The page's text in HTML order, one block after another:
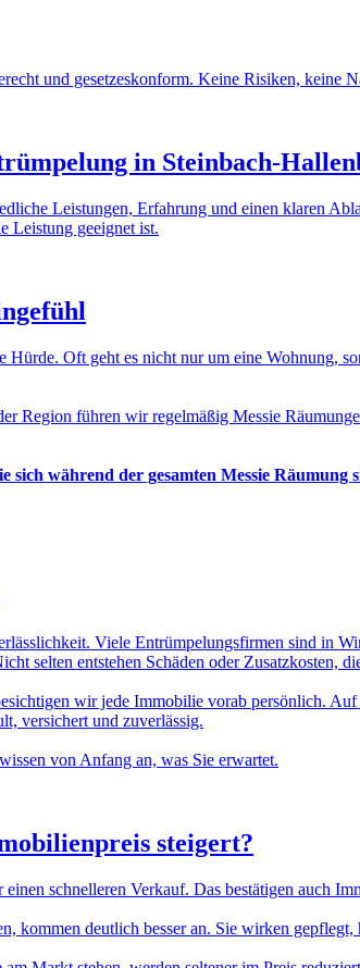
und gesetzeskonform. Keine Risiken, keine
in Steinbach-
Leistungen, Erfahrung und einen klaren
Leistung geeignet ist.
Hürde. Oft geht es nicht nur um eine Wohnung,
Region führen wir regelmäßig Messie
während der gesamten Messie Räumung
Viele Entrümpelungsfirmen sind in
selten entstehen Schäden oder Zusatzkosten,
wir jede Immobilie vorab persönlich.
versichert und zuverlässig.
von Anfang an, was Sie erwartet.
steigert?
schnelleren Verkauf. Das bestätigen auch
kommen deutlich besser an. Sie wirken